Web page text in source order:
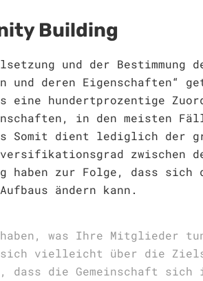
Building
und der Bestimmung
und deren Eigenschaften“
hundertprozentige
in den meisten
Somit dient lediglich der
zwischen
haben zur Folge, dass sich
ändern kann.
was Ihre Mitglieder
vielleicht über die
dass die Gemeinschaft